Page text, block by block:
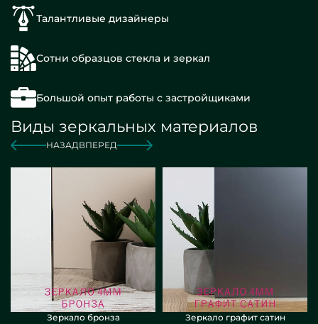
Талантливые дизайнеры
Сотни образцов стекла и зеркал
Большой опыт работы с застройщиками
Виды зеркальных материалов
НАЗАДВПЕРЕД
Зеркало бронза Зеркало графит сатин